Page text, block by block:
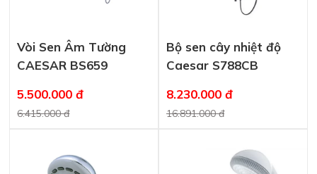
Vòi Sen Âm Tường
CAESAR BS659
5.500.000 đ
6.415.000 đ
Bộ sen cây nhiệt độ
Caesar S788CB
8.230.000 đ
16.891.000 đ